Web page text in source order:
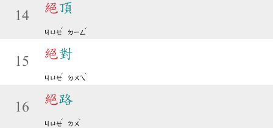
14
絕頂
ㄐㄩㄝ
ˊ
ㄉㄧㄥ
ˇ
15
絕對
ㄐㄩㄝ
ˊ
ㄉㄨㄟ
ˋ
16
絕路
ㄐㄩㄝ
ˊ
ㄌㄨ
ˋ